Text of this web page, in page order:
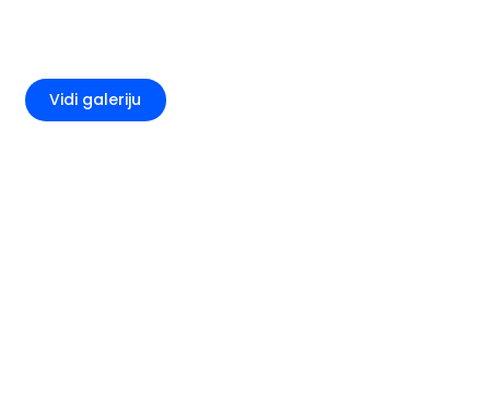
Vidi galeriju